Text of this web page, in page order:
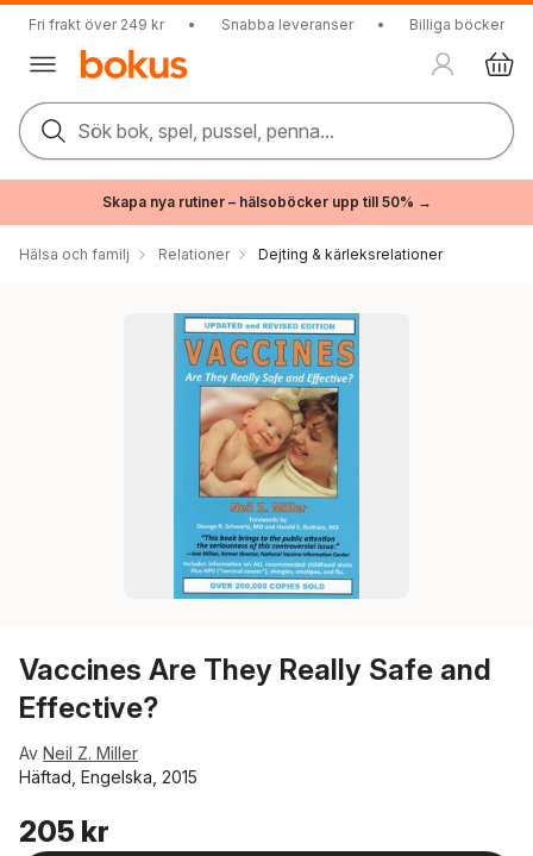
Fri frakt över 249 kr • Snabba leveranser • Billiga böcker
Sök bok, spel, pussel, penna...
Skapa nya rutiner – hälsoböcker upp till 50% →
Hälsa och familj Relationer Dejting & kärleksrelationer
Vaccines Are They Really Safe and
Effective?
Av Neil Z. Miller
Häftad, Engelska, 2015
205 kr